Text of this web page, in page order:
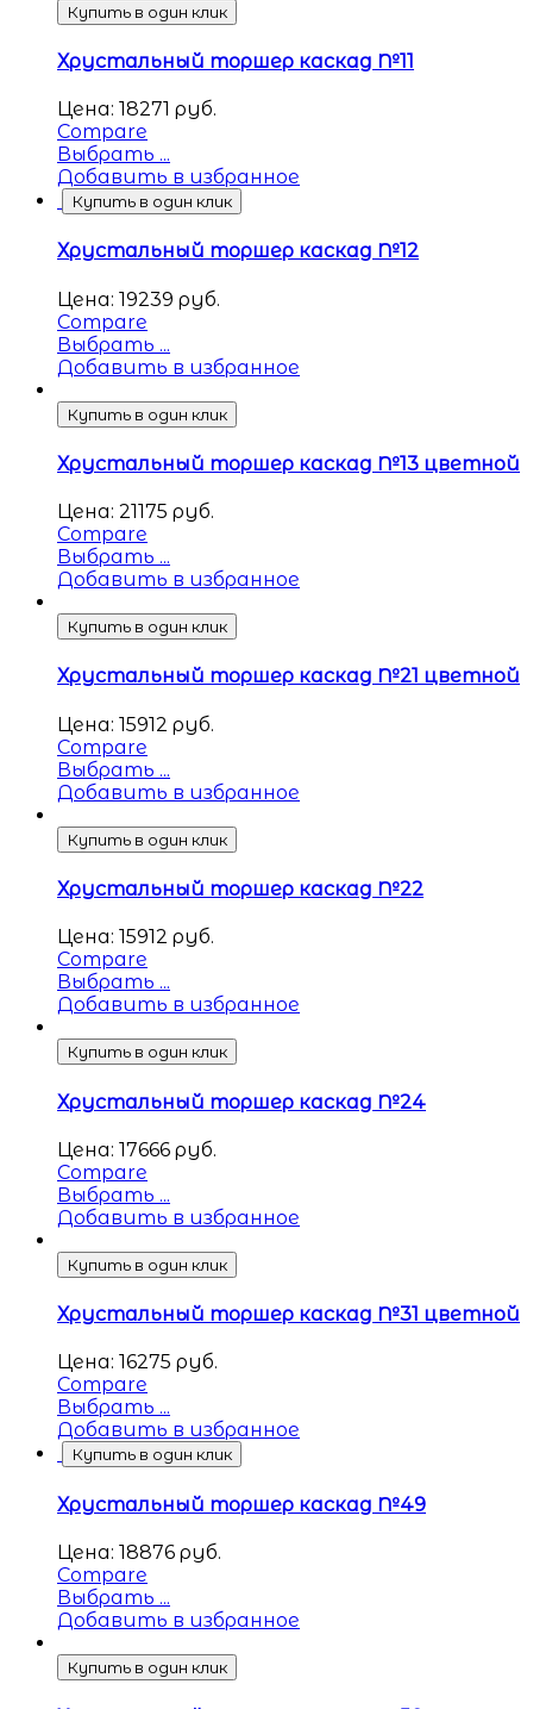
Купить в один клик
Хрустальный торшер каскад №11
Цена: 18271 руб.
Compare
Выбрать ...
Добавить в избранное
Купить в один клик
Хрустальный торшер каскад №12
Цена: 19239 руб.
Compare
Выбрать ...
Добавить в избранное
Купить в один клик
Хрустальный торшер каскад №13 цветной
Цена: 21175 руб.
Compare
Выбрать ...
Добавить в избранное
Купить в один клик
Хрустальный торшер каскад №21 цветной
Цена: 15912 руб.
Compare
Выбрать ...
Добавить в избранное
Купить в один клик
Хрустальный торшер каскад №22
Цена: 15912 руб.
Compare
Выбрать ...
Добавить в избранное
Купить в один клик
Хрустальный торшер каскад №24
Цена: 17666 руб.
Compare
Выбрать ...
Добавить в избранное
Купить в один клик
Хрустальный торшер каскад №31 цветной
Цена: 16275 руб.
Compare
Выбрать ...
Добавить в избранное
Купить в один клик
Хрустальный торшер каскад №49
Цена: 18876 руб.
Compare
Выбрать ...
Добавить в избранное
Купить в один клик